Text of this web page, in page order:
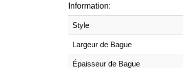
Information:
Style
Largeur de Bague
Épaisseur de Bague